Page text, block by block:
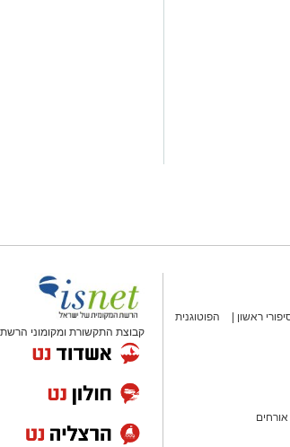
ראשון
הפוטוגנית
אורחים
קבוצת התקשורת ומקומוני